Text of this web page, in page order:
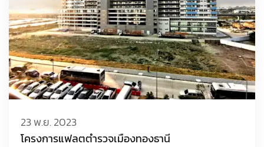
23 พ.ย. 2023
โครงการแฟลตตำรวจเมืองทองธานี